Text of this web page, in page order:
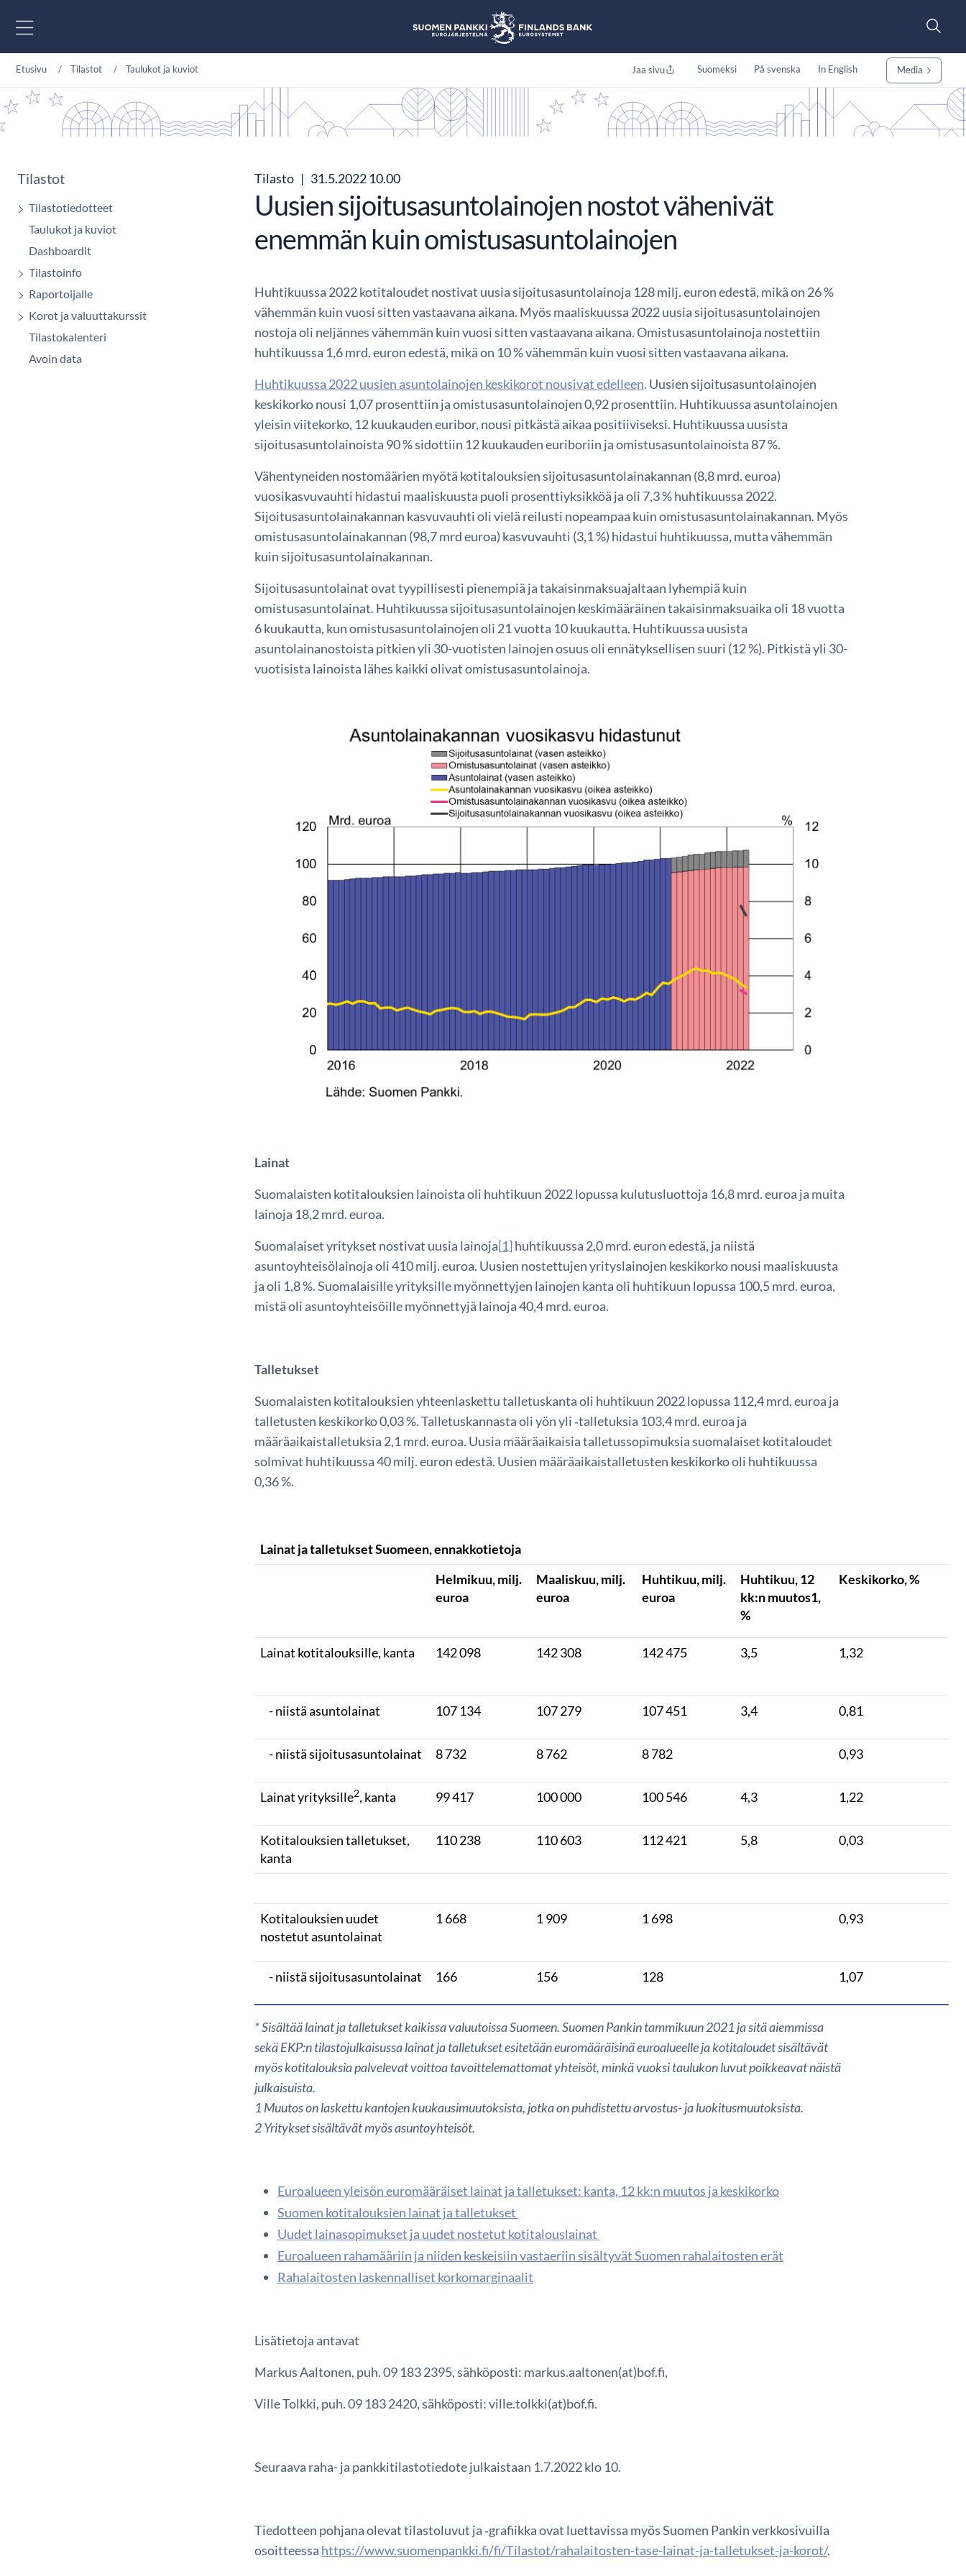
Etusivu Tilastot Taulukot ja kuviot Jaa sivu Suomeksi På svenska In English Media
Tilastot
Tilastotiedotteet
Taulukot ja kuviot
Dashboardit
Tilastoinfo
Raportoijalle
Korot ja valuuttakurssit
Tilastokalenteri
Avoin data
Tilasto | 31.5.2022 10.00
Uusien sijoitusasuntolainojen nostot vähenivät
enemmän kuin omistusasuntolainojen
Huhtikuussa 2022 kotitaloudet nostivat uusia sijoitusasuntolainoja 128 milj. euron edestä, mikä on 26 %
vähemmän kuin vuosi sitten vastaavana aikana. Myös maaliskuussa 2022 uusia sijoitusasuntolainojen
nostoja oli neljännes vähemmän kuin vuosi sitten vastaavana aikana. Omistusasuntolainoja nostettiin
huhtikuussa 1,6 mrd. euron edestä, mikä on 10 % vähemmän kuin vuosi sitten vastaavana aikana.
Huhtikuussa 2022 uusien asuntolainojen keskikorot nousivat edelleen. Uusien sijoitusasuntolainojen
keskikorko nousi 1,07 prosenttiin ja omistusasuntolainojen 0,92 prosenttiin. Huhtikuussa asuntolainojen
yleisin viitekorko, 12 kuukauden euribor, nousi pitkästä aikaa positiiviseksi. Huhtikuussa uusista
sijoitusasuntolainoista 90 % sidottiin 12 kuukauden euriboriin ja omistusasuntolainoista 87 %.
Vähentyneiden nostomäärien myötä kotitalouksien sijoitusasuntolainakannan (8,8 mrd. euroa)
vuosikasvuvauhti hidastui maaliskuusta puoli prosenttiyksikköä ja oli 7,3 % huhtikuussa 2022.
Sijoitusasuntolainakannan kasvuvauhti oli vielä reilusti nopeampaa kuin omistusasuntolainakannan. Myös
omistusasuntolainakannan (98,7 mrd euroa) kasvuvauhti (3,1 %) hidastui huhtikuussa, mutta vähemmän
kuin sijoitusasuntolainakannan.
Sijoitusasuntolainat ovat tyypillisesti pienempiä ja takaisinmaksuajaltaan lyhempiä kuin
omistusasuntolainat. Huhtikuussa sijoitusasuntolainojen keskimääräinen takaisinmaksuaika oli 18 vuotta
6 kuukautta, kun omistusasuntolainojen oli 21 vuotta 10 kuukautta. Huhtikuussa uusista
asuntolainanostoista pitkien yli 30-vuotisten lainojen osuus oli ennätyksellisen suuri (12 %). Pitkistä yli 30-
vuotisista lainoista lähes kaikki olivat omistusasuntolainoja.
Lainat
Suomalaisten kotitalouksien lainoista oli huhtikuun 2022 lopussa kulutusluottoja 16,8 mrd. euroa ja muita
lainoja 18,2 mrd. euroa.
Suomalaiset yritykset nostivat uusia lainoja[1] huhtikuussa 2,0 mrd. euron edestä, ja niistä
asuntoyhteisölainoja oli 410 milj. euroa. Uusien nostettujen yrityslainojen keskikorko nousi maaliskuusta
ja oli 1,8 %. Suomalaisille yrityksille myönnettyjen lainojen kanta oli huhtikuun lopussa 100,5 mrd. euroa,
mistä oli asuntoyhteisöille myönnettyjä lainoja 40,4 mrd. euroa.
Talletukset
Suomalaisten kotitalouksien yhteenlaskettu talletuskanta oli huhtikuun 2022 lopussa 112,4 mrd. euroa ja
talletusten keskikorko 0,03 %. Talletuskannasta oli yön yli ‑talletuksia 103,4 mrd. euroa ja
määräaikaistalletuksia 2,1 mrd. euroa. Uusia määräaikaisia talletussopimuksia suomalaiset kotitaloudet
solmivat huhtikuussa 40 milj. euron edestä. Uusien määräaikaistalletusten keskikorko oli huhtikuussa
0,36 %.
Lainat ja talletukset Suomeen, ennakkotietoja
Helmikuu, milj.
euroa
Maaliskuu, milj.
euroa
Huhtikuu, milj.
euroa
Huhtikuu, 12
kk:n muutos1,
%
Keskikorko, %
Lainat kotitalouksille, kanta 142 098 142 308 142 475 3,5 1,32
- niistä asuntolainat 107 134 107 279 107 451 3,4 0,81
- niistä sijoitusasuntolainat 8 732 8 762 8 782 0,93
Lainat yrityksille2, kanta 99 417 100 000 100 546 4,3 1,22
Kotitalouksien talletukset,
kanta
110 238 110 603 112 421 5,8 0,03
Kotitalouksien uudet
nostetut asuntolainat
1 668 1 909 1 698 0,93
- niistä sijoitusasuntolainat 166 156 128 1,07
* Sisältää lainat ja talletukset kaikissa valuutoissa Suomeen. Suomen Pankin tammikuun 2021 ja sitä aiemmissa
sekä EKP:n tilastojulkaisussa lainat ja talletukset esitetään euromääräisinä euroalueelle ja kotitaloudet sisältävät
myös kotitalouksia palvelevat voittoa tavoittelemattomat yhteisöt, minkä vuoksi taulukon luvut poikkeavat näistä
julkaisuista.
1 Muutos on laskettu kantojen kuukausimuutoksista, jotka on puhdistettu arvostus- ja luokitusmuutoksista.
2 Yritykset sisältävät myös asuntoyhteisöt.
Euroalueen yleisön euromääräiset lainat ja talletukset: kanta, 12 kk:n muutos ja keskikorko
Suomen kotitalouksien lainat ja talletukset
Uudet lainasopimukset ja uudet nostetut kotitalouslainat
Euroalueen rahamääriin ja niiden keskeisiin vastaeriin sisältyvät Suomen rahalaitosten erät
Rahalaitosten laskennalliset korkomarginaalit
Lisätietoja antavat
Markus Aaltonen, puh. 09 183 2395, sähköposti: markus.aaltonen(at)bof.fi,
Ville Tolkki, puh. 09 183 2420, sähköposti: ville.tolkki(at)bof.fi.
Seuraava raha- ja pankkitilastotiedote julkaistaan 1.7.2022 klo 10.
Tiedotteen pohjana olevat tilastoluvut ja ‑grafiikka ovat luettavissa myös Suomen Pankin verkkosivuilla
osoitteessa https://www.suomenpankki.fi/fi/Tilastot/rahalaitosten-tase-lainat-ja-talletukset-ja-korot/.